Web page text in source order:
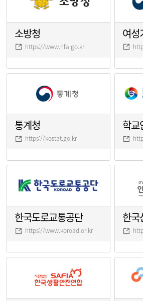
소방청
https://www.nfa.go.kr
여성
통계청
https://kostat.go.kr
학교
한국도로교통공단
https://www.koroad.or.kr
한국